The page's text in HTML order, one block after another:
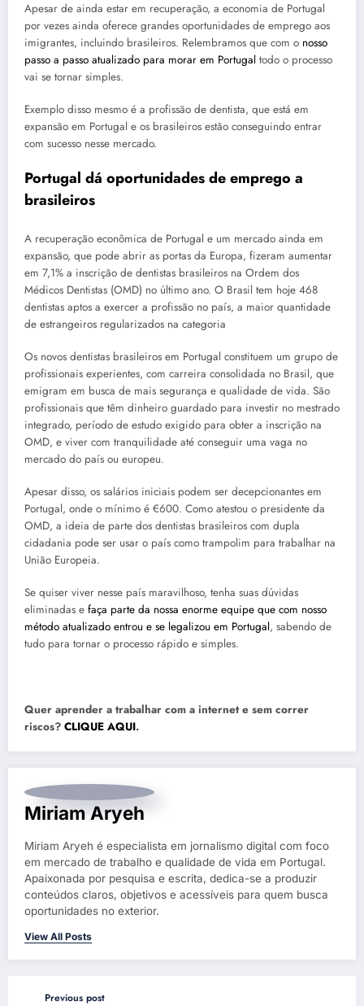
Apesar de ainda estar em recuperação, a economia de Portugal
por vezes ainda oferece grandes oportunidades de emprego aos
imigrantes, incluindo brasileiros. Relembramos que com o nosso
passo a passo atualizado para morar em Portugal todo o processo
vai se tornar simples.
Exemplo disso mesmo é a profissão de dentista, que está em
expansão em Portugal e os brasileiros estão conseguindo entrar
com sucesso nesse mercado.
Portugal dá oportunidades de emprego a
brasileiros
A recuperação econômica de Portugal e um mercado ainda em
expansão, que pode abrir as portas da Europa, fizeram aumentar
em 7,1% a inscrição de dentistas brasileiros na Ordem dos
Médicos Dentistas (OMD) no último ano. O Brasil tem hoje 468
dentistas aptos a exercer a profissão no país, a maior quantidade
de estrangeiros regularizados na categoria
Os novos dentistas brasileiros em Portugal constituem um grupo de
profissionais experientes, com carreira consolidada no Brasil, que
emigram em busca de mais segurança e qualidade de vida. São
profissionais que têm dinheiro guardado para investir no mestrado
integrado, período de estudo exigido para obter a inscrição na
OMD, e viver com tranquilidade até conseguir uma vaga no
mercado do país ou europeu.
Apesar disso, os salários iniciais podem ser decepcionantes em
Portugal, onde o mínimo é €600. Como atestou o presidente da
OMD, a ideia de parte dos dentistas brasileiros com dupla
cidadania pode ser usar o país como trampolim para trabalhar na
União Europeia.
Se quiser viver nesse país maravilhoso, tenha suas dúvidas
eliminadas e faça parte da nossa enorme equipe que com nosso
método atualizado entrou e se legalizou em Portugal, sabendo de
tudo para tornar o processo rápido e simples.
Quer aprender a trabalhar com a internet e sem correr
riscos? CLIQUE AQUI.
Miriam Aryeh
Miriam Aryeh é especialista em jornalismo digital com foco
em mercado de trabalho e qualidade de vida em Portugal.
Apaixonada por pesquisa e escrita, dedica-se a produzir
conteúdos claros, objetivos e acessíveis para quem busca
oportunidades no exterior.
View All Posts
Previous post